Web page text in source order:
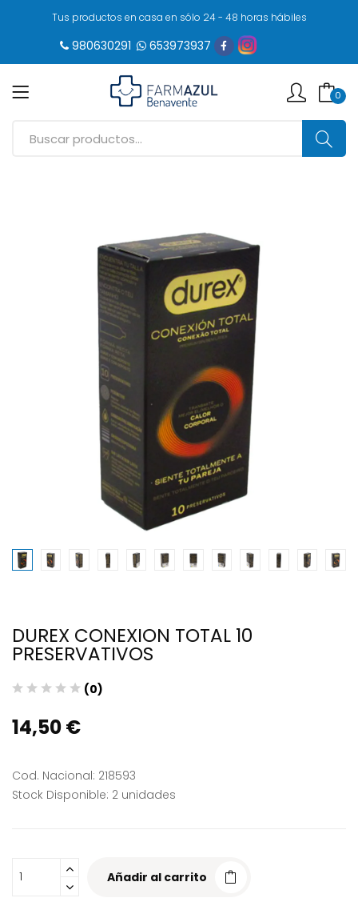
Tus productos en casa en sólo 24 - 48 horas hábiles
980630291 653973937
0
DUREX CONEXION TOTAL 10
PRESERVATIVOS
(0)
14,50 €
Cod. Nacional: 218593
Stock Disponible: 2 unidades
Añadir al carrito